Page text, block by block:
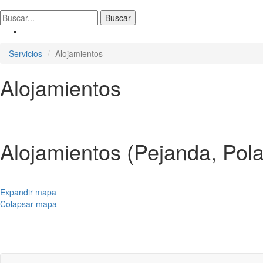
Servicios Alojamientos
Alojamientos
Alojamientos (Pejanda,
Expandir mapa
Colapsar mapa